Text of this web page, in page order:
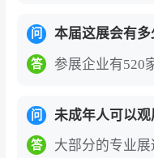
中强电动、威达、
宏宝、三鸥
eshark、Mr.
w、Phu Thai、
问 本届这展会有多
答 参展企业有520
问 未成年人可以观
答 大部分的专业